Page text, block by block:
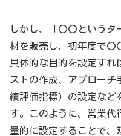
しかし、「〇〇という
材を販売し、初年度で〇
具体的な目的を設定すれ
ストの作成、アプローチ
績評価指標）の設定など
す。このように、営業代
量的に設定することで、